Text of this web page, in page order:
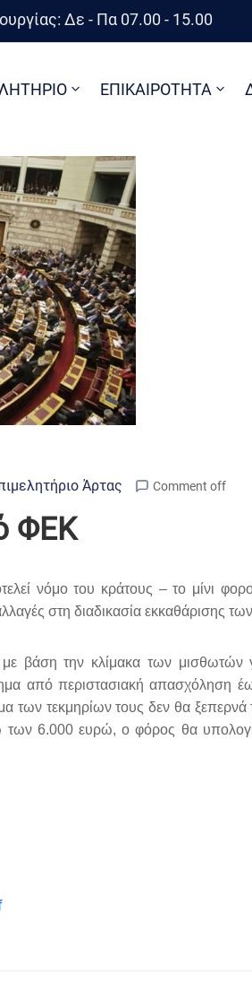
Δε - Πα 07.00 - 15.00
ΕΠΙΚΑΙΡΟΤΗΤΑ
Άρτας Comment off
ΦΕΚ
νόμο του κράτους – το μίνι
στη διαδικασία
βάση την κλίμακα των μισθωτών
από περιστασιακή απασχόληση
των τεκμηρίων τους δεν θα ξεπερνά
6.000 ευρώ, ο φόρος θα